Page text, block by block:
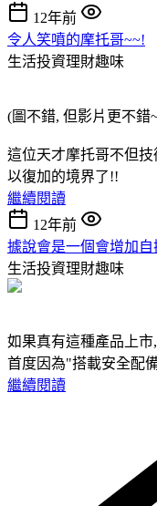
12年前
令人笑噴的摩托哥~~!
生活投資理財趣味
(圖不錯, 但影片更不錯
這位天才摩托哥不但
以復加的境界了!!
繼續閱讀
12年前
據說會是一個會增加
生活投資理財趣味
如果真有這種產品上
首度因為"搭載安全配
繼續閱讀